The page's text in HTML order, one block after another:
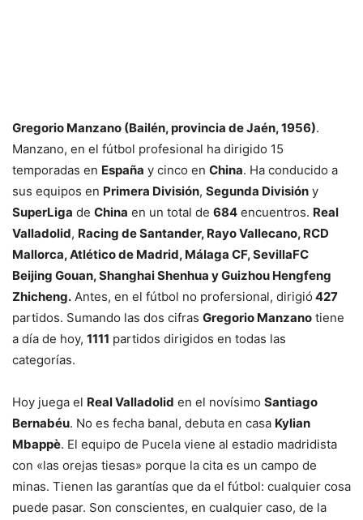
Gregorio Manzano (Bailén, provincia de Jaén, 1956).
Manzano, en el fútbol profesional ha dirigido 15
temporadas en España y cinco en China. Ha conducido a
sus equipos en Primera División, Segunda División y
SuperLiga de China en un total de 684 encuentros. Real
Valladolid, Racing de Santander, Rayo Vallecano, RCD
Mallorca, Atlético de Madrid, Málaga CF, SevillaFC
Beijing Gouan, Shanghai Shenhua y Guizhou Hengfeng
Zhicheng. Antes, en el fútbol no profersional, dirigió 427
partidos. Sumando las dos cifras Gregorio Manzano tiene
a día de hoy, 1111 partidos dirigidos en todas las
categorías.
Hoy juega el Real Valladolid en el novísimo Santiago
Bernabéu. No es fecha banal, debuta en casa Kylian
Mbappè. El equipo de Pucela viene al estadio madridista
con «las orejas tiesas» porque la cita es un campo de
minas. Tienen las garantías que da el fútbol: cualquier cosa
puede pasar. Son conscientes, en cualquier caso, de la